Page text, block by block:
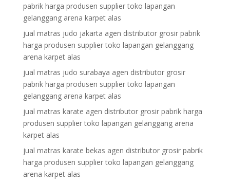
pabrik harga produsen supplier toko lapangan
gelanggang arena karpet alas
jual matras judo jakarta agen distributor grosir pabrik
harga produsen supplier toko lapangan gelanggang
arena karpet alas
jual matras judo surabaya agen distributor grosir
pabrik harga produsen supplier toko lapangan
gelanggang arena karpet alas
jual matras karate agen distributor grosir pabrik harga
produsen supplier toko lapangan gelanggang arena
karpet alas
jual matras karate bekas agen distributor grosir pabrik
harga produsen supplier toko lapangan gelanggang
arena karpet alas